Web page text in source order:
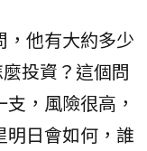
，他有大約多少
投資？這個問
，風險很高，
明日會如何，誰